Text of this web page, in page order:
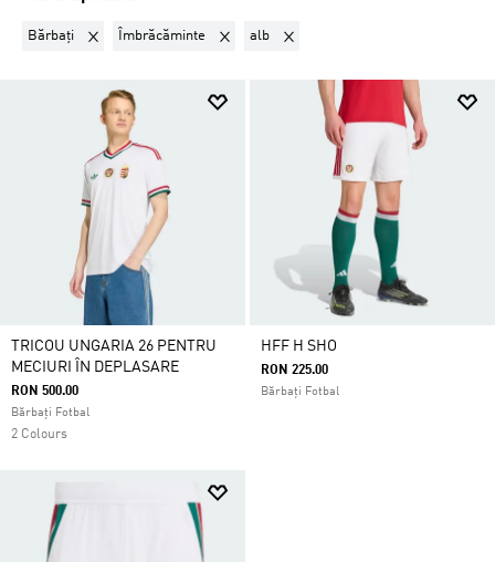
Bărbați Elimină filtrul Sortat momentan după GEN: Bărbați
Îmbrăcăminte Elimină filtrul Sortat momentan după
alb Elimină filtrul Sortat momentan
TRICOU UNGARIA 26 PENTRU
MECIURI ÎN DEPLASARE
RON 500.00
Bărbați Fotbal
2 Colours
HFF H SHO
RON 225.00
Bărbați Fotbal